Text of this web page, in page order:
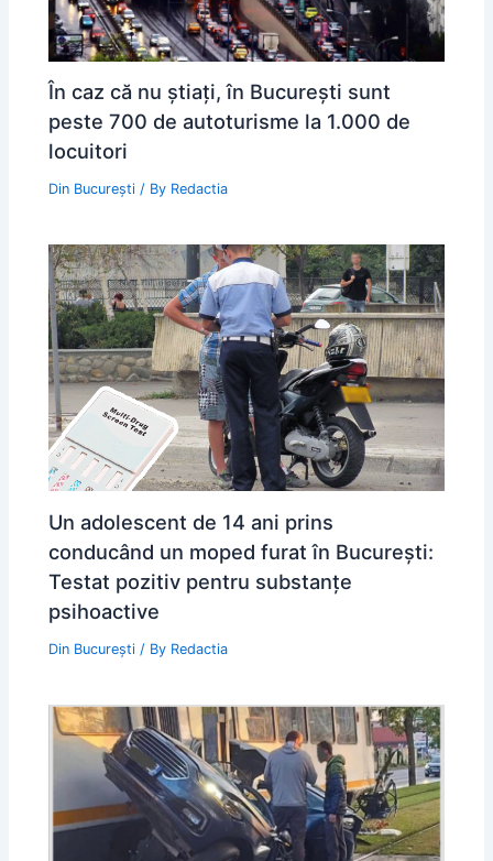
În caz că nu știați, în București sunt
peste 700 de autoturisme la 1.000 de
locuitori
Din București / By Redactia
Un adolescent de 14 ani prins
conducând un moped furat în București:
Testat pozitiv pentru substanțe
psihoactive
Din București / By Redactia